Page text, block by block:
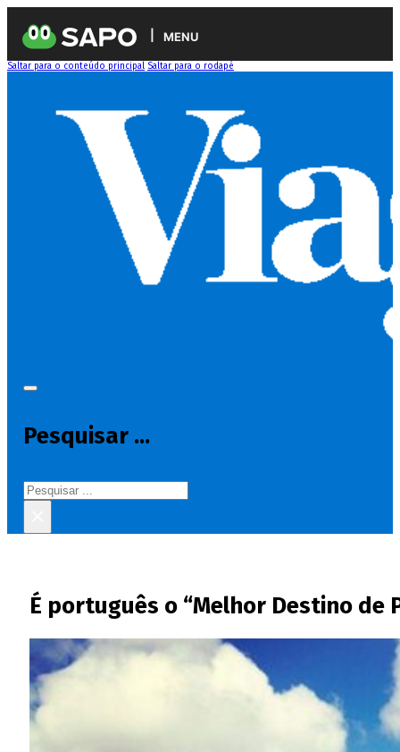
MENU
Saltar para o conteúdo principal Saltar para o rodapé
Pesquisar ...
Pesquisar
É português o “Melhor Destino de